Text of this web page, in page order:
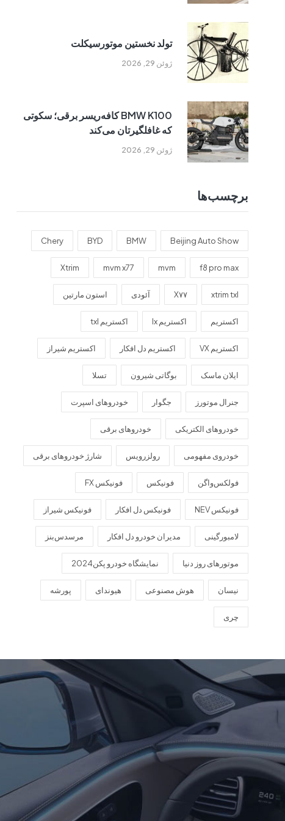
ژوئن 29, 2026
تولد نخستین موتورسیکلت
ژوئن 29, 2026
BMW K100 کافه‌ریسر برقی؛ سکوتی
که غافلگیرتان می‌کند
برچسب‌ها
Beijing Auto Show
BMW
BYD
Chery
f8 pro max
mvm
mvm x77
Xtrim
xtrim txl X۷۷ آئودی استون مارتین
اکستریم اکستریم lx اکستریم txl
اکستریم VX اکستریم دل افکار اکستریم شیراز
ایلان ماسک بوگاتی شیرون تسلا
جنرال موتورز جگوار خودروهای اسپرت
خودروهای الکتریکی خودروهای برقی
خودروی مفهومی رولزرویس شارژ خودروهای برقی
فولکس‌واگن فونیکس فونیکس FX
فونیکس NEV فونیکس دل افکار فونیکس شیراز
لامبورگینی مدیران خودرو دل افکار مرسدس‌بنز
موتورهای روز دنیا نمایشگاه خودرو پکن2024
نیسان هوش مصنوعی هیوندای پورشه
چری